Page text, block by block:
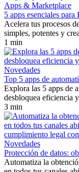
Apps & Marketplace
5 apps esenciales
Acelera tus procesos
simples, potentes y
1 min
Novedades
Top 5 apps de
Explora las 5 apps de
desbloquea eficiencia
3 min
Novedades
Protección de datos:
Automatiza la